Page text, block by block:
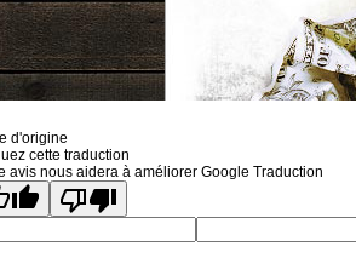
d'origine
cette traduction
avis nous aidera à améliorer Google Traduction